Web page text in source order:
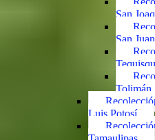
San
San
Tolimán
Luis Potosí